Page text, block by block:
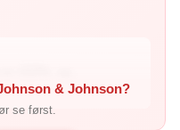
152%, og
& Johnson?
se først.